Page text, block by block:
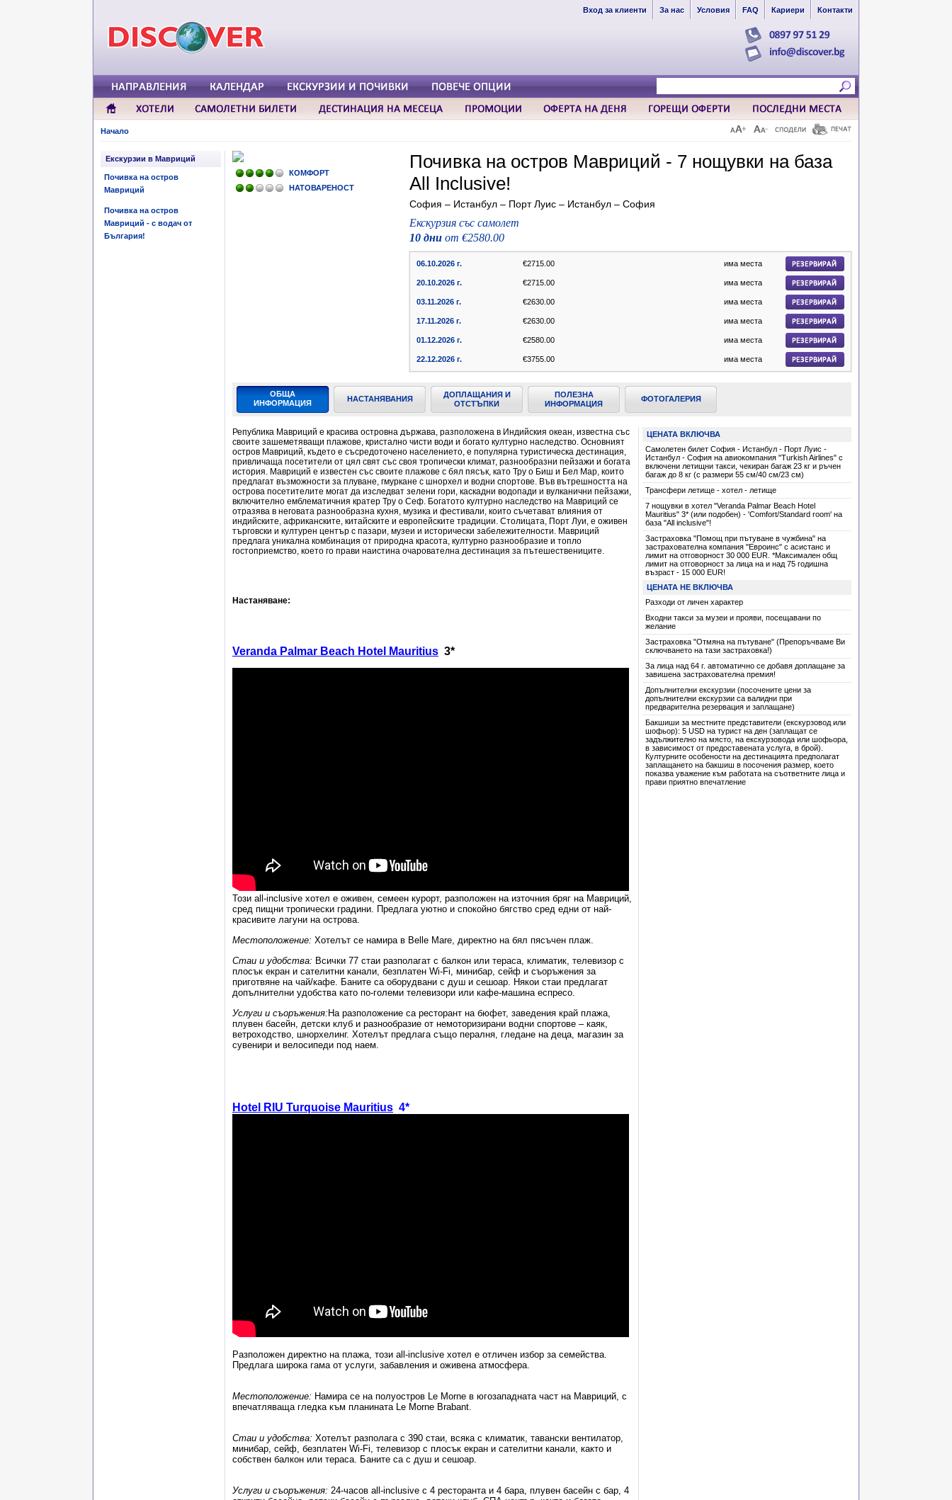
Вход за клиенти За нас Условия FAQ Кариери Контакти
Начало
Екскурзии в Мавриций
Почивка на остров
Мавриций
Почивка на остров
Мавриций - с водач от
България!
КОМФОРТ
НАТОВАРЕНОСТ
Почивка на остров Мавриций - 7 нощувки на база
All Inclusive!
София – Истанбул – Порт Луис – Истанбул – София
Екскурзия със самолет
10 дни от €2580.00
06.10.2026 г. €2715.00 има места
20.10.2026 г. €2715.00 има места
03.11.2026 г. €2630.00 има места
17.11.2026 г. €2630.00 има места
01.12.2026 г. €2580.00 има места
22.12.2026 г. €3755.00 има места
ОБЩА
ИНФОРМАЦИЯ
НАСТАНЯВАНИЯ
ДОПЛАЩАНИЯ И
ОТСТЪПКИ
ПОЛЕЗНА
ИНФОРМАЦИЯ
ФОТОГАЛЕРИЯ
Република Мавриций е красива островна държава, разположена в Индийския океан, известна със
своите зашеметяващи плажове, кристално чисти води и богато културно наследство. Основният
остров Мавриций, където е съсредоточено населението, е популярна туристическа дестинация,
привличаща посетители от цял свят със своя тропически климат, разнообразни пейзажи и богата
история. Мавриций е известен със своите плажове с бял пясък, като Тру о Биш и Бел Мар, които
предлагат възможности за плуване, гмуркане с шнорхел и водни спортове. Във вътрешността на
острова посетителите могат да изследват зелени гори, каскадни водопади и вулканични пейзажи,
включително емблематичния кратер Тру о Сеф. Богатото културно наследство на Мавриций се
отразява в неговата разнообразна кухня, музика и фестивали, които съчетават влияния от
индийските, африканските, китайските и европейските традиции. Столицата, Порт Луи, е оживен
търговски и културен център с пазари, музеи и исторически забележителности. Мавриций
предлага уникална комбинация от природна красота, културно разнообразие и топло
гостоприемство, което го прави наистина очарователна дестинация за пътешествениците.
Настаняване:
Veranda Palmar Beach Hotel Mauritius 3*
Този all-inclusive хотел е оживен, семеен курорт, разположен на източния бряг на Мавриций,
сред пищни тропически градини. Предлага уютно и спокойно бягство сред едни от най-
красивите лагуни на острова.
Местоположение: Хотелът се намира в Belle Mare, директно на бял пясъчен плаж.
Стаи и удобства: Всички 77 стаи разполагат с балкон или тераса, климатик, телевизор с
плосък екран и сателитни канали, безплатен Wi-Fi, минибар, сейф и съоръжения за
приготвяне на чай/кафе. Баните са оборудвани с душ и сешоар. Някои стаи предлагат
допълнителни удобства като по-големи телевизори или кафе-машина еспресо.
Услуги и съоръжения: На разположение са ресторант на бюфет, заведения край плажа,
плувен басейн, детски клуб и разнообразие от немоторизирани водни спортове – каяк,
ветроходство, шнорхелинг. Хотелът предлага също пералня, гледане на деца, магазин за
сувенири и велосипеди под наем.
Hotel RIU Turquoise Mauritius 4*
Разположен директно на плажа, този all-inclusive хотел е отличен избор за семейства.
Предлага широка гама от услуги, забавления и оживена атмосфера.
Местоположение: Намира се на полуостров Le Morne в югозападната част на Мавриций, с
впечатляваща гледка към планината Le Morne Brabant.
Стаи и удобства: Хотелът разполага с 390 стаи, всяка с климатик, тавански вентилатор,
минибар, сейф, безплатен Wi-Fi, телевизор с плосък екран и сателитни канали, както и
собствен балкон или тераса. Баните са с душ и сешоар.
Услуги и съоръжения: 24-часов all-inclusive с 4 ресторанта и 4 бара, плувен басейн с бар, 4
ЦЕНАТА ВКЛЮЧВА
Самолетен билет София - Истанбул - Порт Луис -
Истанбул - София на авиокомпания "Turkish Airlines" с
включени летищни такси, чекиран багаж 23 кг и ръчен
багаж до 8 кг (с размери 55 см/40 см/23 см)
Трансфери летище - хотел - летище
7 нощувки в хотел "Veranda Palmar Beach Hotel
Mauritius" 3* (или подобен) - 'Comfort/Standard room' на
база "All inclusive"!
Застраховка "Помощ при пътуване в чужбина" на
застрахователна компания "Евроинс" с асистанс и
лимит на отговорност 30 000 EUR. *Максимален общ
лимит на отговорност за лица на и над 75 годишна
възраст - 15 000 EUR!
ЦЕНАТА НЕ ВКЛЮЧВА
Разходи от личен характер
Входни такси за музеи и прояви, посещавани по
желание
Застраховка "Отмяна на пътуване" (Препоръчваме Ви
сключването на тази застраховка!)
За лица над 64 г. автоматично се добавя доплащане за
завишена застрахователна премия!
Допълнителни екскурзии (посочените цени за
допълнителни екскурзии са валидни при
предварителна резервация и заплащане)
Бакшиши за местните представители (екскурзовод или
шофьор): 5 USD на турист на ден (заплащат се
задължително на място, на екскурзовода или шофьора,
в зависимост от предоставената услуга, в брой).
Културните особености на дестинацията предполагат
заплащането на бакшиш в посочения размер, което
показва уважение към работата на съответните лица и
прави приятно впечатление